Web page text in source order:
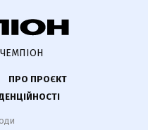
ПРО ПРОЄКТ